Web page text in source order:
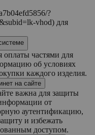
?
vhod) для
частями для
об условиях
каждого изделия.
на сайте
важна для защиты
от
аутентификацию,
и избежать
доступом.